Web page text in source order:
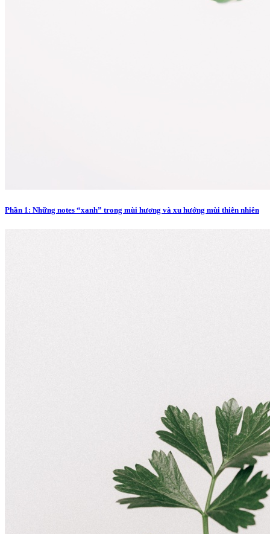
Phần 1: Những notes “xanh” trong mùi hương và xu hướng mùi thiên nhiên